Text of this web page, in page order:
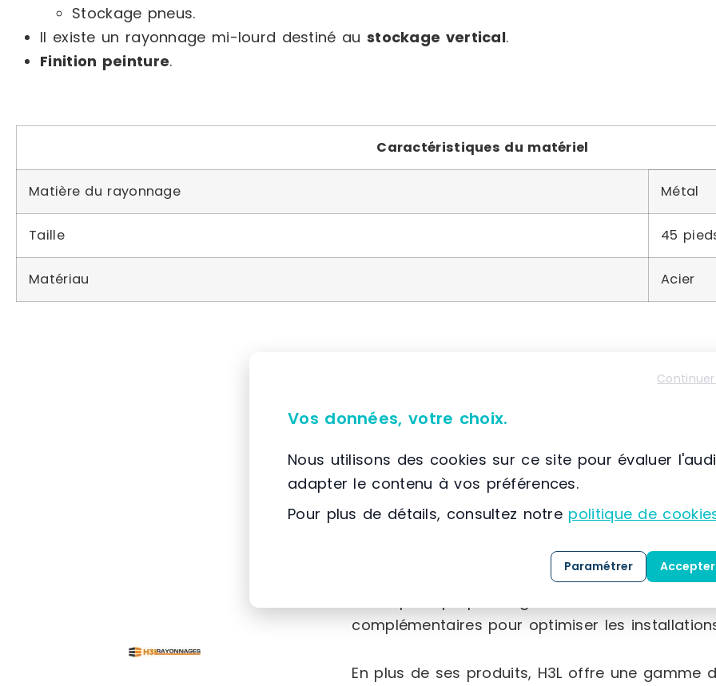
Stockage pneus.
Il existe un rayonnage mi-lourd destiné au stockage vertical.
Finition peinture.
Caractéristiques du matériel
Matière du rayonnage Métal
Taille 45
Matériau Acier
À propos de H3L RAYONNAGES
📌 Située à France, EVRY, (91) Ile-de-France
est une entreprise spécialisée dans la
stockage industriel. Forte de plus de 20 ans
sélection de produits, qu’ils soient neufs ou
spécifiques des professionnels dans
Son catalogue comprend notamment des
, descantilevers,
complémentaires pour optimiser les
En plus de ses produits, H3L offre une gamme
Vos données, votre choix.
Nous utilisons des cookies sur ce site pour évaluer
adapter le contenu à vos préférences.
Pour plus de détails, consultez notre politique de
Paramétrer